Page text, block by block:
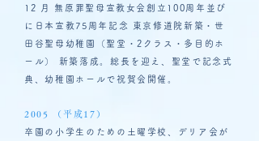
12 月 無原罪聖母宣教女会創立100周年並び
に日本宣教75周年記念 東京修道院新築・世
田谷聖母幼稚園（聖堂・2クラス・多目的ホ
ール） 新築落成。総長を迎え、聖堂で記念式
典、幼稚園ホールで祝賀会開催。
2005 （平成17）
卒園の小学生のための土曜学校、デリア会が